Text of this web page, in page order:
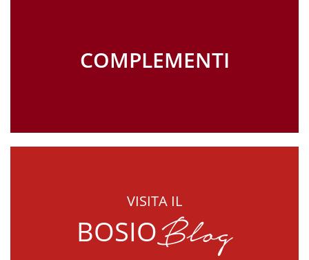
COMPLEMENTI
VISITA IL
BOSIOBlog